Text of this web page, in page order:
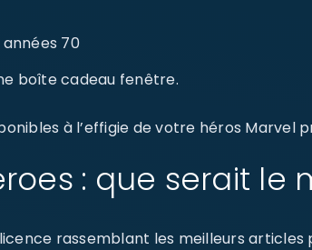
années 70
boîte cadeau fenêtre.
à l’effigie de votre héros Marvel
: que serait le
rassemblant les meilleurs